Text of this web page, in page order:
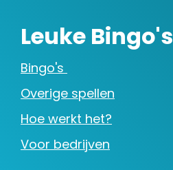
Leuke Bingo's
Bingo's
Overige spellen
Hoe werkt het?
Voor bedrijven